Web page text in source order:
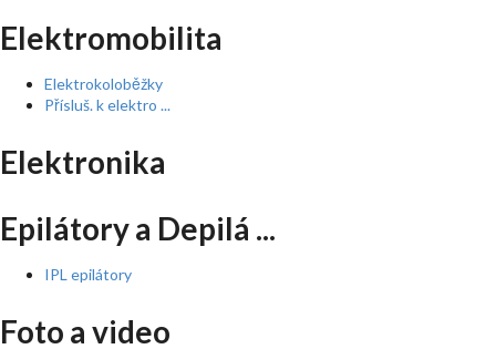
Elektromobilita
Elektrokoloběžky
Přísluš. k elektro ...
Elektronika
Epilátory a Depilá ...
IPL epilátory
Foto a video